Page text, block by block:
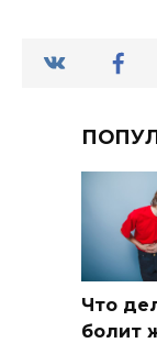
Что
болит